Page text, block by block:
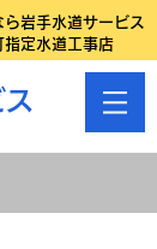
岩手水道サービス
指定水道工事店